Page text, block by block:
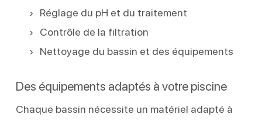
Réglage du pH et du traitement
Contrôle de la filtration
Nettoyage du bassin et des équipements
Des équipements adaptés à votre piscine
Chaque bassin nécessite un matériel adapté à